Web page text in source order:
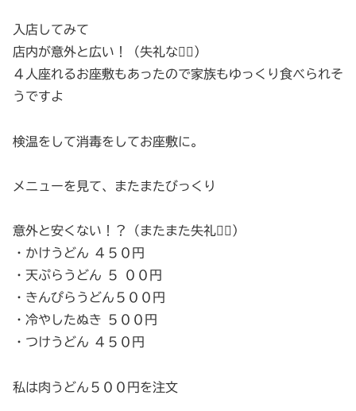
入店してみて
店内が意外と広い！（失礼な🙇‍♀️）
４人座れるお座敷もあったので家族もゆっくり食べられそ
うですよ
検温をして消毒をしてお座敷に。
メニューを見て、またまたびっくり
意外と安くない！？（またまた失礼🙇‍♀️）
・かけうどん ４５０円
・天ぷらうどん ５ ００円
・きんぴらうどん５００円
・冷やしたぬき ５００円
・つけうどん ４５０円
私は肉うどん５００円を注文